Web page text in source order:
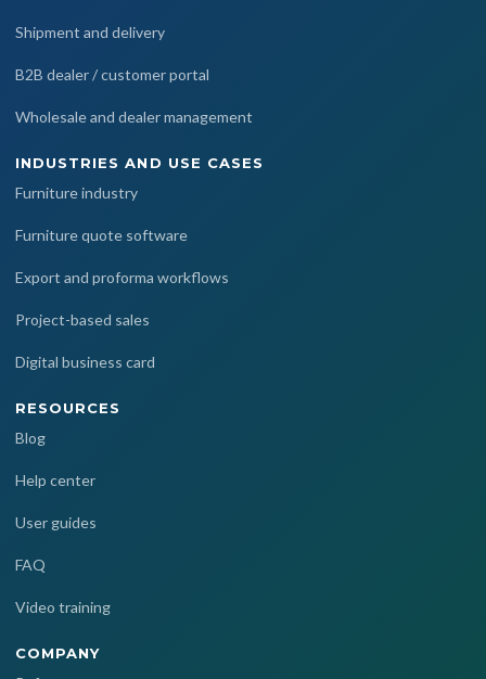
Shipment and delivery
B2B dealer / customer portal
Wholesale and dealer management
INDUSTRIES AND USE CASES
Furniture industry
Furniture quote software
Export and proforma workflows
Project-based sales
Digital business card
RESOURCES
Blog
Help center
User guides
FAQ
Video training
COMPANY